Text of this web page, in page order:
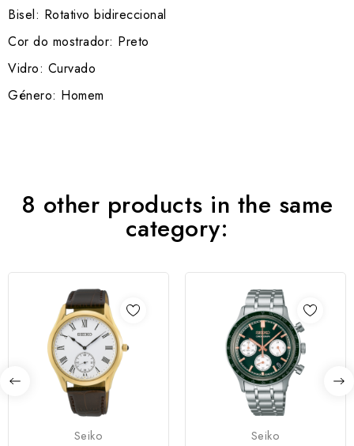
Bisel: Rotativo bidireccional
Cor do mostrador: Preto
Vidro: Curvado
Género: Homem
8 other products in the same
category:
Seiko Seiko